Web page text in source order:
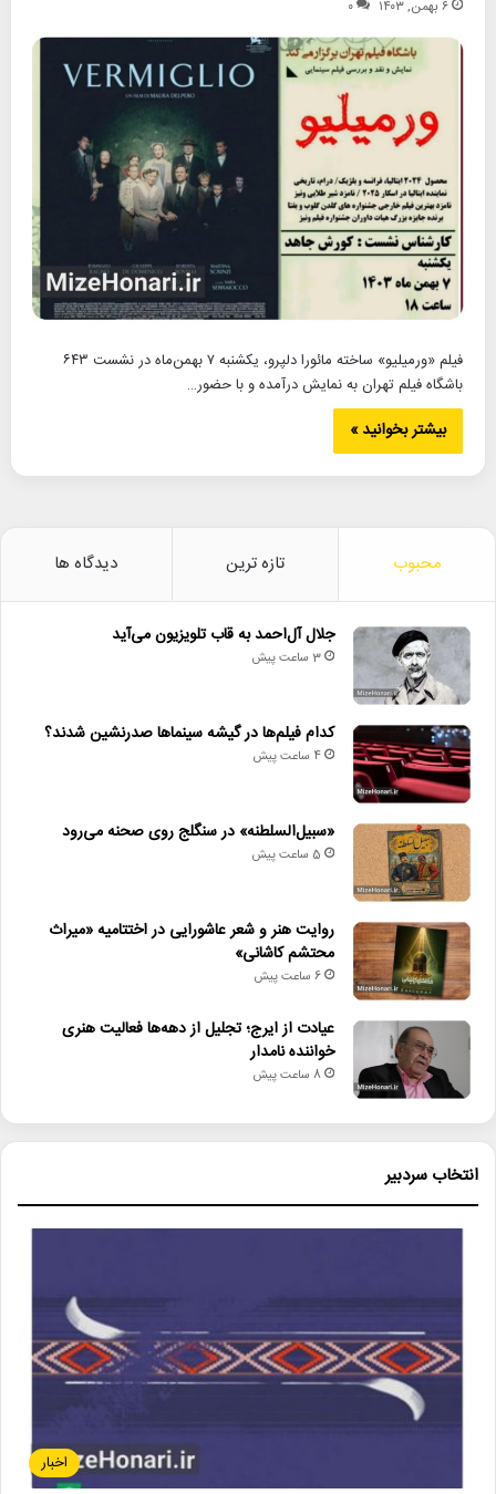
۶ بهمن, ۱۴۰۳ ۰
فیلم «ورمیلیو» ساخته مائورا دلپرو، یکشنبه ۷ بهمن‌ماه در نشست ۶۴۳
باشگاه فیلم تهران به نمایش درآمده و با حضور…
بیشتر بخوانید »
محبوب تازه ترین دیدگاه ها
جلال آل‌احمد به قاب تلویزیون می‌آید
3 ساعت پیش
کدام فیلم‌ها در گیشه سینماها صدرنشین شدند؟
4 ساعت پیش
«سبیل‌السلطنه» در سنگلج روی صحنه می‌رود
5 ساعت پیش
روایت هنر و شعر عاشورایی در اختتامیه «میراث
محتشم کاشانی»
6 ساعت پیش
عیادت از ایرج؛ تجلیل از دهه‌ها فعالیت هنری
خواننده نامدار
8 ساعت پیش
انتخاب سردبیر
اخبار